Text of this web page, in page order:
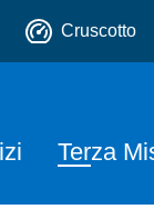
Cruscotto
Terza